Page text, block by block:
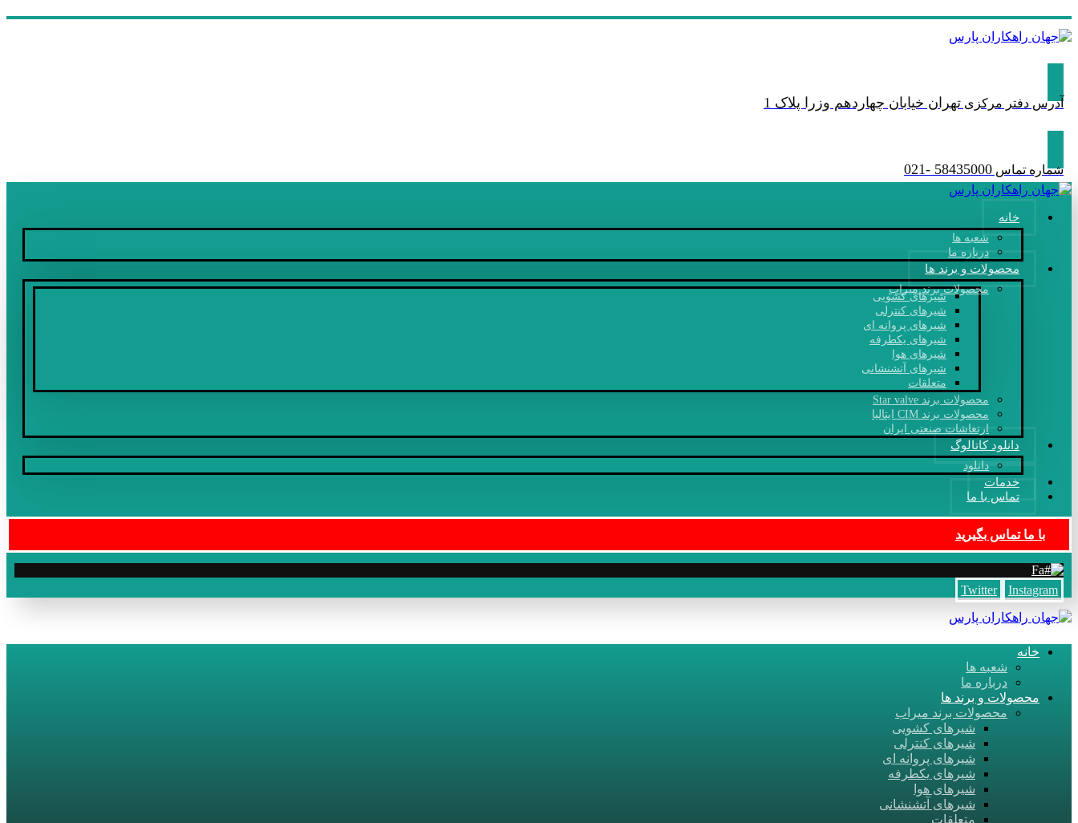
آدرس دفتر مرکزی تهران خیابان چهاردهم وزرا پلاک 1
شماره تماس 58435000 -021
خانه
شعبه ها
درباره ما
محصولات و برند ها
محصولات برند میراب
شیرهای کشویی
شیرهای کنترلی
شیرهای پروانه ‎ای
شیرهای یکطرفه
شیرهای هوا
شیرهای آتشنشانی
متعلقات
محصولات برند Star valve
محصولات برند CIM ایتالیا
ارتعاشات صنعتی ایران
دانلود کاتالوگ
دانلود
خدمات
تماس با ما
با ما تماس بگیرید
Fa
Twitter
Instagram
خانه
شعبه ها
درباره ما
محصولات و برند ها
محصولات برند میراب
شیرهای کشویی
شیرهای کنترلی
شیرهای پروانه ‎ای
شیرهای یکطرفه
شیرهای هوا
شیرهای آتشنشانی
متعلقات